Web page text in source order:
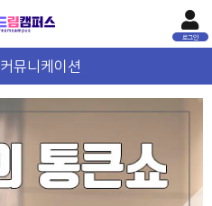
커뮤니케이션